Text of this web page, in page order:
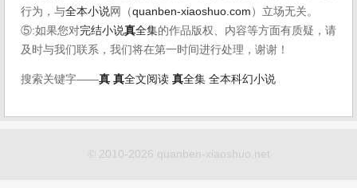
行为，与全本小说网（quanben-xiaoshuo.com ）立场无关。
⑤:如果您对完结小说真全集的作品版权、内容等方面有质疑，请
及时与我们联系，我们将在第一时间进行处理，谢谢！
搜索关键字——真 真全文阅读 真全集 全本科幻小说
© 2010-2026 quanben-xiaoshuo.net